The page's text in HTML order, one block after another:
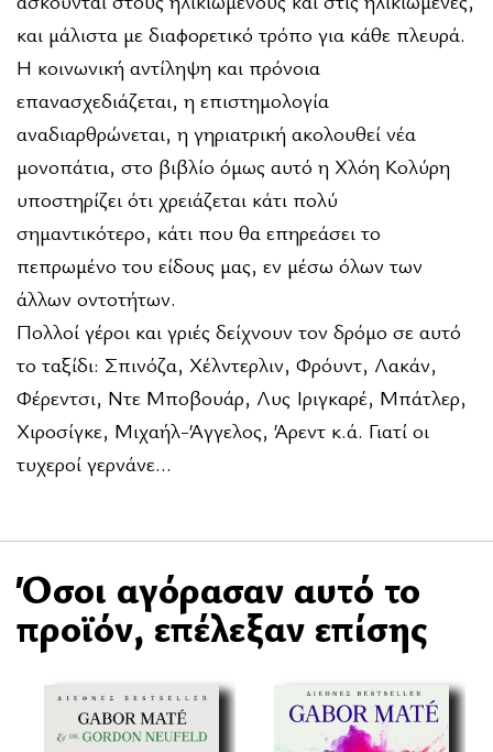
και μάλιστα με διαφορετικό τρόπο για κάθε πλευρά.
Η κοινωνική αντίληψη και πρόνοια
επανασχεδιάζεται, η επιστημολογία
αναδιαρθρώνεται, η γηριατρική ακολουθεί νέα
μονοπάτια, στο βιβλίο όμως αυτό η Χλόη Κολύρη
υποστηρίζει ότι χρειάζεται κάτι πολύ
σημαντικότερο, κάτι που θα επηρεάσει το
πεπρωμένο του είδους μας, εν μέσω όλων των
άλλων οντοτήτων.
Πολλοί γέροι και γριές δείχνουν τον δρόμο σε αυτό
το ταξίδι: Σπινόζα, Χέλντερλιν, Φρόυντ, Λακάν,
Φέρεντσι, Ντε Μπoβουάρ, Λυς Ιριγκαρέ, Μπάτλερ,
Xιροσίγκε, Μιχαήλ-Άγγελος, Άρεντ κ.ά. Γιατί οι
τυχεροί γερνάνε…
Όσοι αγόρασαν αυτό το
προϊόν, επέλεξαν επίσης